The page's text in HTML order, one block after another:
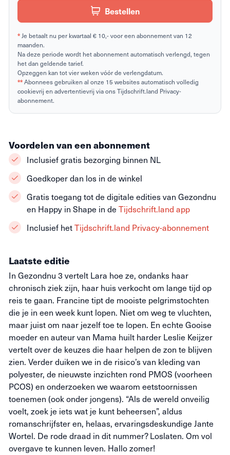
Bestellen
*Je betaalt nu per kwartaal € 10,- voor een abonnement van 12
maanden.
Na deze periode wordt het abonnement automatisch verlengd, tegen
het dan geldende tarief.
Opzeggen kan tot vier weken vóór de verlengdatum.
**Abonnees gebruiken al onze 15 websites automatisch volledig
cookievrij en advertentievrij via ons Tijdschrift.land Privacy-
abonnement.
Laatste editie
In Gezondnu 3 vertelt Lara hoe ze, ondanks haar
chronisch ziek zijn, haar huis verkocht om lange tijd op
reis te gaan. Francine tipt de mooiste pelgrimstochten
die je in een week kunt lopen. Niet om weg te vluchten,
maar juist om naar jezelf toe te lopen. En echte Gooise
moeder en auteur van Mama huilt harder Leslie Keijzer
vertelt over de keuzes die haar helpen de zon te blijven
zien. Verder duiken we in de risico’s van kleding van
polyester, de nieuwste inzichten rond PMOS (voorheen
PCOS) en onderzoeken we waarom eetstoornissen
toenemen (ook onder jongens). “Als de wereld onveilig
voelt, zoek je iets wat je kunt beheersen”, aldus
romanschrijfster en, helaas, ervaringsdeskundige Jante
Wortel. De rode draad in dit nummer? Loslaten. Om vol
overgave te kunnen leven. Hallo zomer!
Voordelen van een abonnement
Inclusief gratis bezorging binnen NL
Goedkoper dan los in de winkel
Gratis toegang tot de digitale edities van Gezondnu
en Happy in Shape in de Tijdschrift.land app
Inclusief hetTijdschrift.land Privacy-abonnement